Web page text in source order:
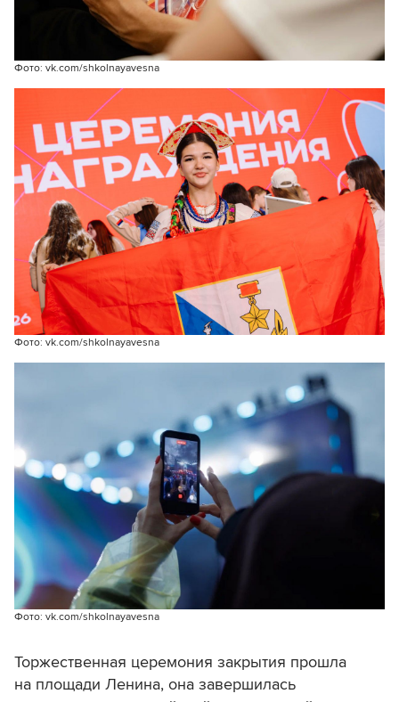
Фото: vk.com/shkolnayavesna
Фото: vk.com/shkolnayavesna
Фото: vk.com/shkolnayavesna
Торжественная церемония закрытия прошла
на площади Ленина, она завершилась